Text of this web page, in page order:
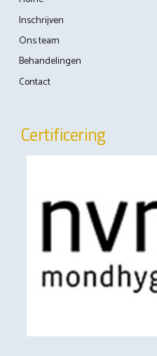
Inschrijven
Ons team
Behandelingen
Contact
Certificering